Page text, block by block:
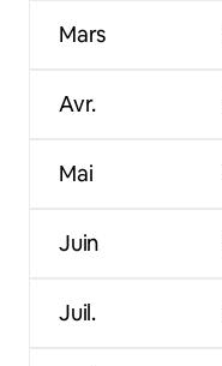
Mars
Avr.
Mai
Juin
Juil.